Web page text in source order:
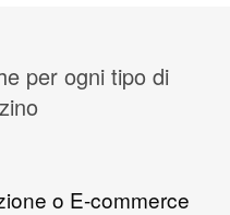
per ogni tipo di
o E-commerce